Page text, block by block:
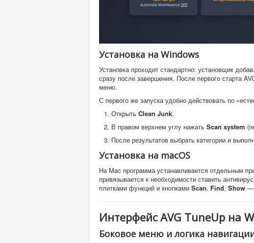
Установка на Windows
Установка проходит стандартно: установщик
сразу после завершения. После первого старта
меню.
С первого же запуска удобно действовать по
Открыть Clean Junk.
В правом верхнем углу нажать Scan system
После результатов выбрать категории и
Установка на macOS
На Mac программа устанавливается отдельным
привязывается к необходимости ставить
плитками функций и кнопками Scan, Find, Show —
Интерфейс AVG TuneUp на
Боковое меню и логика